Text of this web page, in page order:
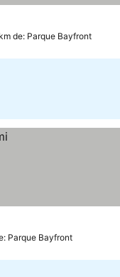
de: Parque Bayfront
Parque Bayfront